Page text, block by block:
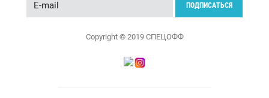
ПОДПИСАТЬСЯ
Copyright © 2019 СПЕЦОФФ